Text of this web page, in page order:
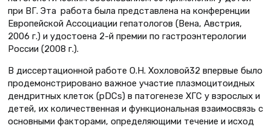
при ВГ. Эта работа была представлена на конференции
Европейской Ассоциации гепатологов (Вена, Австрия,
2006 г.) и удостоена 2-й премии по гастроэнтерологии
России (2008 г.).
В диссертационной работе О.Н. Хохловой32 впервые было
продемонстрировано важное участие плазмоцитоидных
дендритных клеток (pDCs) в патогенезе ХГС у взрослых и
детей, их количественная и функциональная взаимосвязь с
основными факторами, определяющими течение и исход